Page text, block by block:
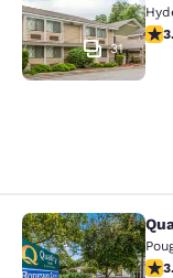
31
Quality Inn